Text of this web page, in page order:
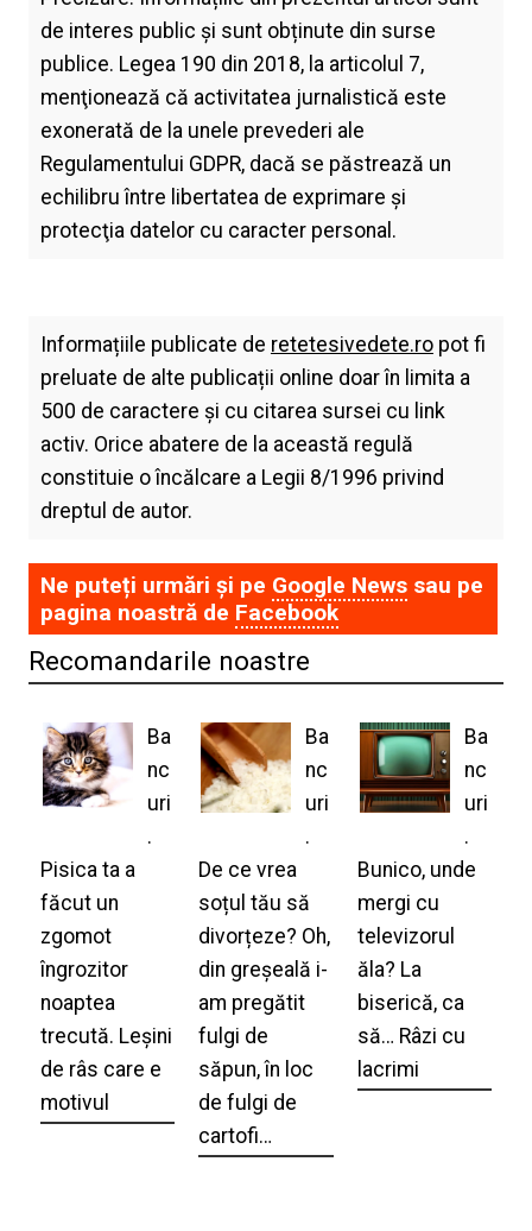
de interes public și sunt obținute din surse
publice. Legea 190 din 2018, la articolul 7,
menţionează că activitatea jurnalistică este
exonerată de la unele prevederi ale
Regulamentului GDPR, dacă se păstrează un
echilibru între libertatea de exprimare şi
protecţia datelor cu caracter personal.
Informațiile publicate de retetesivedete.ropot fi
preluate de alte publicații online doar în limita a
500 de caractere și cu citarea sursei cu link
activ. Orice abatere de la această regulă
constituie o încălcare a Legii 8/1996 privind
dreptul de autor.
Ne puteți urmări și pe Google Newssau pe
pagina noastră de Facebook
Recomandarile noastre
Ba
nc
uri
.
Pisica ta a
făcut un
zgomot
îngrozitor
noaptea
trecută. Leșini
de râs care e
motivul
Ba
nc
uri
.
De ce vrea
soțul tău să
divorțeze? Oh,
din greșeală i-
am pregătit
fulgi de
săpun, în loc
de fulgi de
cartofi…
Ba
nc
uri
.
Bunico, unde
mergi cu
televizorul
ăla? La
biserică, ca
să… Râzi cu
lacrimi